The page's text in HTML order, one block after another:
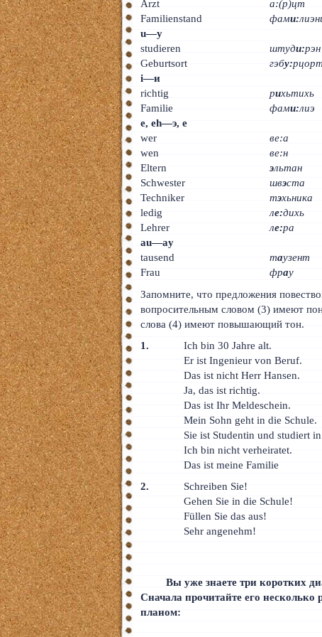
Arzt
а:(р)цт
Familienstand
фами:
u—у
studieren
штуди:рэн
Geburtsort
гэбу:рцорт
i—и
richtig
рихьтихь
Familie
фами:лиэ
e, eh—э, e
wer
ве:а
wen
ве:н
Eltern
эльтан
Schwester
швэста
Techniker
тэхьника
ledig
ле:дихь
Lehrer
ле:ра
au—ay
tausend
таузент
Frau
фрау
Запомните, что предложения
вопросительным словом (3) имеют
слова (4) имеют повышающий тон.
1.
Ich bin 30 Jahre alt.
Er ist Ingenieur von Beruf.
Das ist nicht Herr Hansen.
Ja, das ist richtig.
Das ist Ihr Meldeschein.
Mein Sohn geht in die Schule.
Sie ist Studentin und studiert
Ich bin nicht verheiratet.
Das ist meine Familie
2.
Schreiben Sie!
Gehen Sie in die Schule!
Füllen Sie das aus!
Sehr angenehm!
Вы уже знаете три коротких
Сначала прочитайте его несколько
планом: